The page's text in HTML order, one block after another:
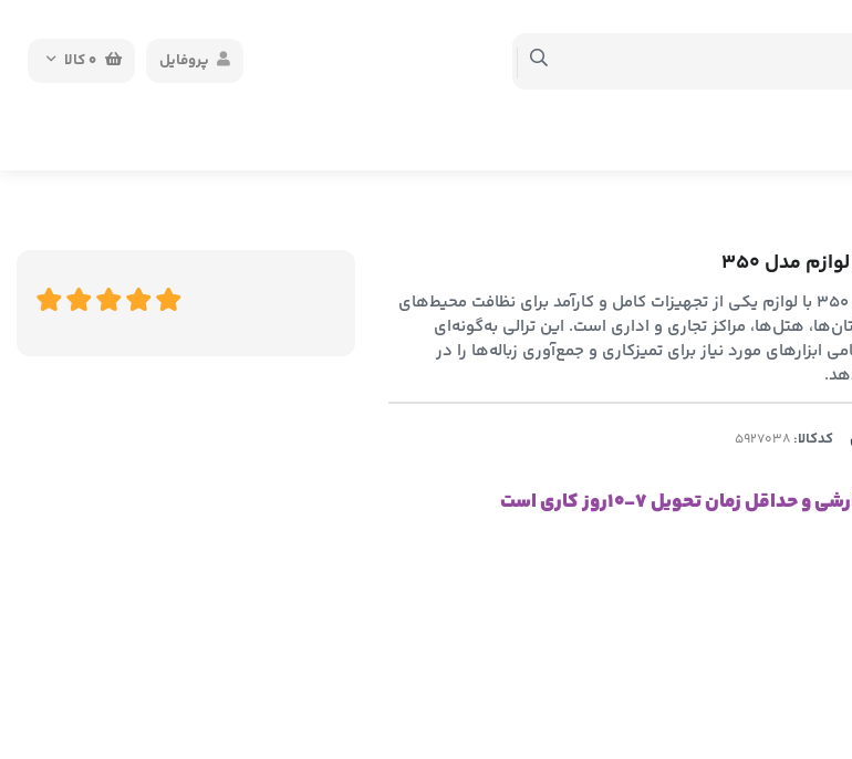
0کالا پروفایل
مدل 350
ترالی نظافتی مدل 350 با لوازم یکی از تجهیزات کامل و کارآمد برای نظافت محیط‌های
هتل‌ها، مراکز تجاری و اداری است. این ترالی به‌گونه‌ای
ابزارهای مورد نیاز برای تمیزکاری و جمع‌آوری زباله‌ها را در
کدکالا:
زمان تحویل 7-10روز کاری است